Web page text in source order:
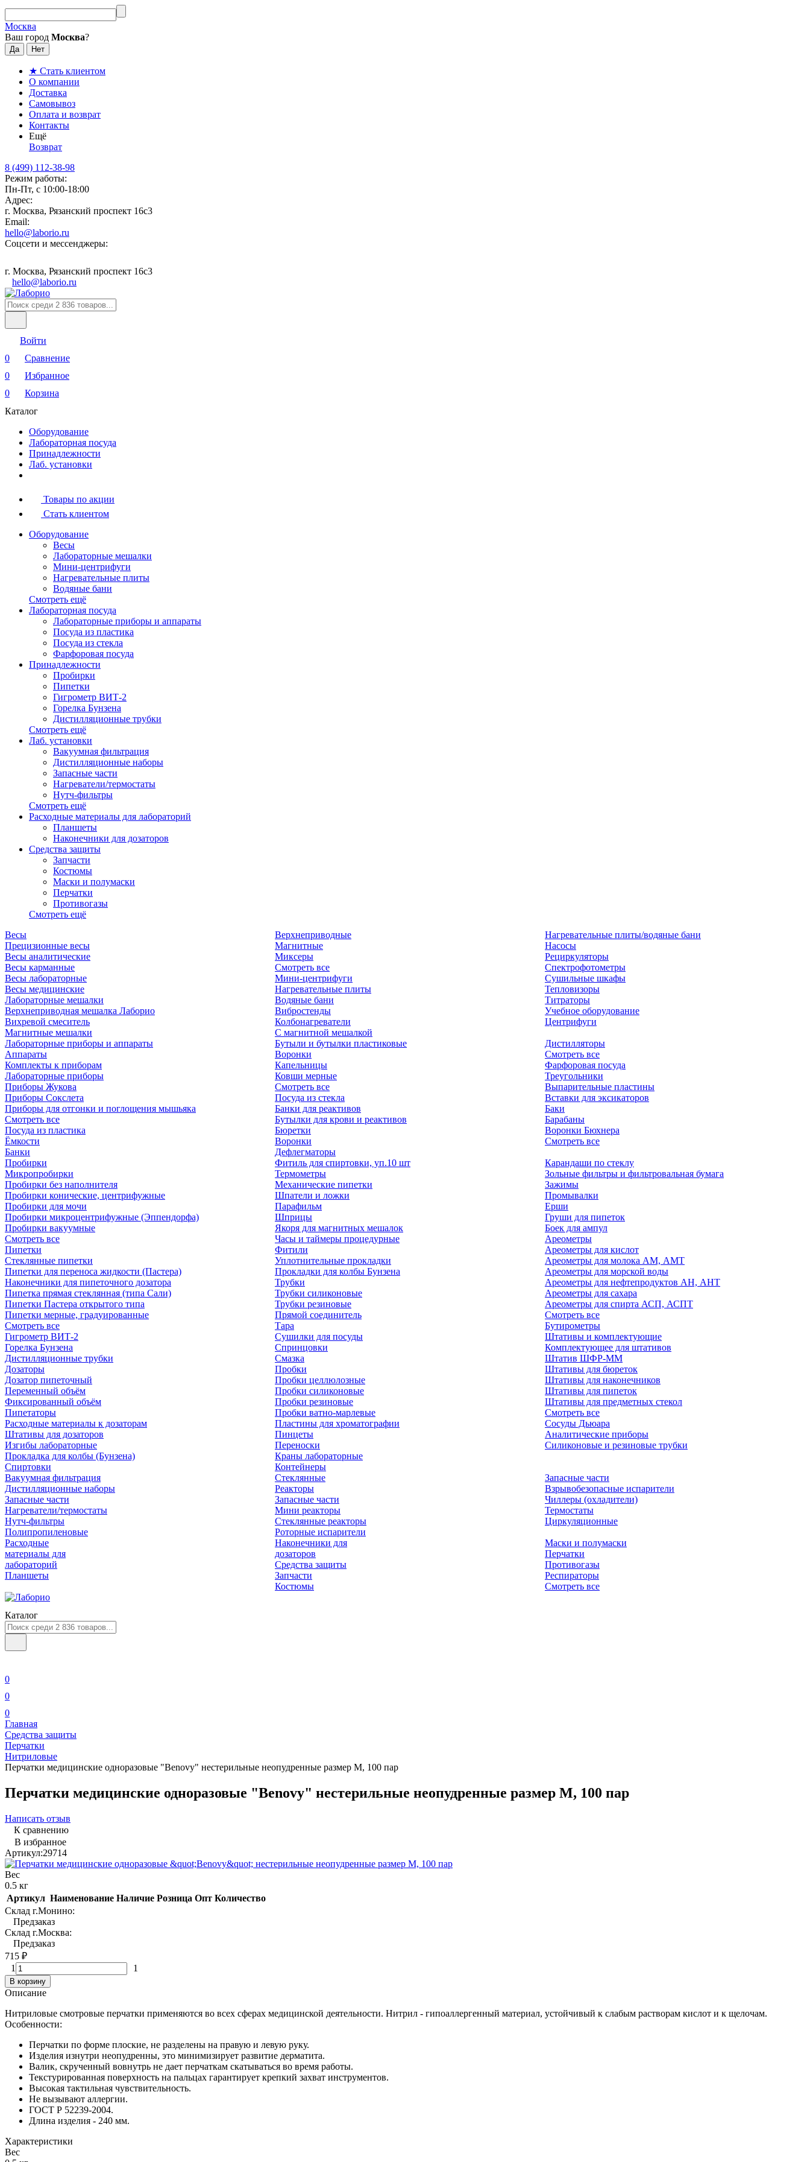
Москва
Ваш город Москва?
★ Стать клиентом
О компании
Доставка
Самовывоз
Оплата и возврат
Контакты
Ещё
Возврат
8 (499) 112-38-98
Режим работы:
Пн-Пт, с 10:00-18:00
Адрес:
г. Москва, Рязанский проспект 16с3
Email:
hello@laborio.ru
Соцсети и мессенджеры:
г. Москва, Рязанский проспект 16с3
hello@laborio.ru
Войти
0
Сравнение
0
Избранное
0
Корзина
Каталог
Оборудование
Лабораторная посуда
Принадлежности
Лаб. установки
Товары по акции
Стать клиентом
Оборудование
Весы
Лабораторные мешалки
Мини-центрифуги
Нагревательные плиты
Водяные бани
Смотреть ещё
Лабораторная посуда
Лабораторные приборы и аппараты
Посуда из пластика
Посуда из стекла
Фарфоровая посуда
Принадлежности
Пробирки
Пипетки
Гигрометр ВИТ-2
Горелка Бунзена
Дистилляционные трубки
Смотреть ещё
Лаб. установки
Вакуумная фильтрация
Дистилляционные наборы
Запасные части
Нагреватели/термостаты
Нутч-фильтры
Смотреть ещё
Расходные материалы для лабораторий
Планшеты
Наконечники для дозаторов
Средства защиты
Запчасти
Костюмы
Маски и полумаски
Перчатки
Противогазы
Смотреть ещё
Весы
Прецизионные весы
Весы аналитические
Весы карманные
Весы лабораторные
Весы медицинские
Лабораторные мешалки
Верхнеприводная мешалка Лаборио
Вихревой смеситель
Магнитные мешалки
Верхнеприводные
Магнитные
Миксеры
Смотреть все
Мини-центрифуги
Нагревательные плиты
Водяные бани
Вибростенды
Колбонагреватели
С магнитной мешалкой
Нагревательные плиты/водяные бани
Насосы
Рециркуляторы
Спектрофотометры
Сушильные шкафы
Тепловизоры
Титраторы
Учебное оборудование
Центрифуги
Лабораторные приборы и аппараты
Аппараты
Комплекты к приборам
Лабораторные приборы
Приборы Жукова
Приборы Сокслета
Приборы для отгонки и поглощения мышьяка
Смотреть все
Посуда из пластика
Ёмкости
Банки
Бутыли и бутылки пластиковые
Воронки
Капельницы
Ковши мерные
Смотреть все
Посуда из стекла
Банки для реактивов
Бутылки для крови и реактивов
Бюретки
Воронки
Дефлегматоры
Дистилляторы
Смотреть все
Фарфоровая посуда
Треугольники
Выпарительные пластины
Вставки для эксикаторов
Баки
Барабаны
Воронки Бюхнера
Смотреть все
Пробирки
Микропробирки
Пробирки без наполнителя
Пробирки конические, центрифужные
Пробирки для мочи
Пробирки микроцентрифужные (Эппендорфа)
Пробирки вакуумные
Смотреть все
Пипетки
Стеклянные пипетки
Пипетки для переноса жидкости (Пастера)
Наконечники для пипеточного дозатора
Пипетка прямая стеклянная (типа Сали)
Пипетки Пастера открытого типа
Пипетки мерные, градуированные
Смотреть все
Гигрометр ВИТ-2
Горелка Бунзена
Дистилляционные трубки
Дозаторы
Дозатор пипеточный
Переменный объём
Фиксированный объём
Пипетаторы
Расходные материалы к дозаторам
Штативы для дозаторов
Изгибы лабораторные
Прокладка для колбы (Бунзена)
Спиртовки
Фитиль для спиртовки, уп.10 шт
Термометры
Механические пипетки
Шпатели и ложки
Парафильм
Шприцы
Якоря для магнитных мешалок
Часы и таймеры процедурные
Фитили
Уплотнительные прокладки
Прокладки для колбы Бунзена
Трубки
Трубки силиконовые
Трубки резиновые
Прямой соединитель
Тара
Сушилки для посуды
Спринцовки
Смазка
Пробки
Пробки целлюлозные
Пробки силиконовые
Пробки резиновые
Пробки ватно-марлевые
Пластины для хроматографии
Пинцеты
Переноски
Краны лабораторные
Контейнеры
Карандаши по стеклу
Зольные фильтры и фильтровальная бумага
Зажимы
Промывалки
Ерши
Груши для пипеток
Боек для ампул
Ареометры
Ареометры для кислот
Ареометры для молока АМ, АМТ
Ареометры для морской воды
Ареометры для нефтепродуктов АН, АНТ
Ареометры для сахара
Ареометры для спирта АСП, АСПТ
Смотреть все
Бутирометры
Штативы и комплектующие
Комплектующее для штативов
Штатив ШФР-ММ
Штативы для бюреток
Штативы для наконечников
Штативы для пипеток
Штативы для предметных стекол
Смотреть все
Сосуды Дьюара
Аналитические приборы
Силиконовые и резиновые трубки
Вакуумная фильтрация
Дистилляционные наборы
Запасные части
Нагреватели/термостаты
Нутч-фильтры
Полипропиленовые
Стеклянные
Реакторы
Запасные части
Мини реакторы
Стеклянные реакторы
Роторные испарители
Запасные части
Взрывобезопасные испарители
Чиллеры (охладители)
Термостаты
Циркуляционные
Расходные
материалы для
лабораторий
Планшеты
Наконечники для
дозаторов
Средства защиты
Запчасти
Костюмы
Маски и полумаски
Перчатки
Противогазы
Респираторы
Смотреть все
Каталог
0
0
0
Главная
Средства защиты
Перчатки
Нитриловые
Перчатки медицинские одноразовые "Benovy" нестерильные неопудренные размер М, 100 пар
Перчатки медицинские одноразовые "Benovy" нестерильные неопудренные размер М, 100 пар
Написать отзыв
К сравнению
В избранное
Артикул:29714
Вес
0.5 кг
Артикул Наименование Наличие Розница Опт Количество
Склад г.Монино:
Предзаказ
Склад г.Москва:
Предзаказ
715 ₽
1
1
В корзину
Описание
Нитриловые смотровые перчатки применяются во всех сферах медицинской деятельности. Нитрил - гипоаллергенный материал, устойчивый к слабым растворам кислот и к щелочам.
Особенности:
Перчатки по форме плоские, не разделены на правую и левую руку.
Изделия изнутри неопудренны, это минимизирует развитие дерматита.
Валик, скрученный вовнутрь не дает перчаткам скатываться во время работы.
Текстурированная поверхность на пальцах гарантирует крепкий захват инструментов.
Высокая тактильная чувствительность.
Не вызывают аллергии.
ГОСТ Р 52239-2004.
Длина изделия - 240 мм.
Характеристики
Вес